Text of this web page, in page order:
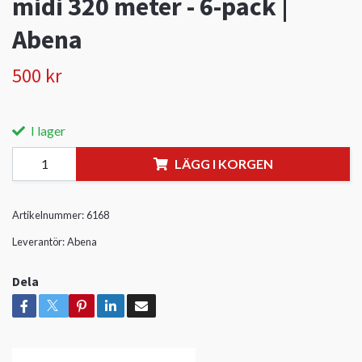
Abena
500 kr
I lager
LÄGG I KORGEN
Artikelnummer:6168
Leverantör:Abena
Dela